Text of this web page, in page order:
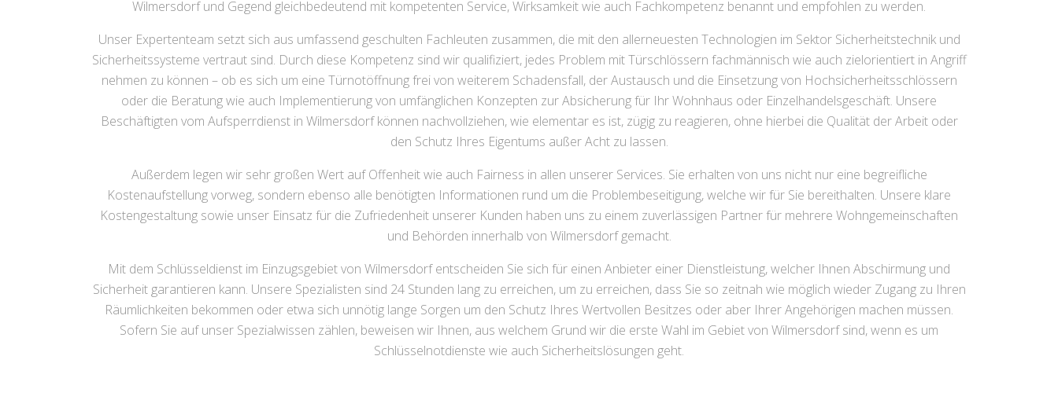
Wilmersdorf und Gegend gleichbedeutend mit kompetenten Service, Wirksamkeit wie auch Fachkompetenz benannt und empfohlen zu werden.
Unser Expertenteam setzt sich aus umfassend geschulten Fachleuten zusammen, die mit den allerneuesten Technologien im Sektor Sicherheitstechnik und
Sicherheitssysteme vertraut sind. Durch diese Kompetenz sind wir qualifiziert, jedes Problem mit Türschlössern fachmännisch wie auch zielorientiert in Angriff
nehmen zu können – ob es sich um eine Türnotöffnung frei von weiterem Schadensfall, der Austausch und die Einsetzung von Hochsicherheitsschlössern
oder die Beratung wie auch Implementierung von umfänglichen Konzepten zur Absicherung für Ihr Wohnhaus oder Einzelhandelsgeschäft. Unsere
Beschäftigten vom Aufsperrdienst in Wilmersdorf können nachvollziehen, wie elementar es ist, zügig zu reagieren, ohne hierbei die Qualität der Arbeit oder
den Schutz Ihres Eigentums außer Acht zu lassen.
Außerdem legen wir sehr großen Wert auf Offenheit wie auch Fairness in allen unserer Services. Sie erhalten von uns nicht nur eine begreifliche
Kostenaufstellung vorweg, sondern ebenso alle benötigten Informationen rund um die Problembeseitigung, welche wir für Sie bereithalten. Unsere klare
Kostengestaltung sowie unser Einsatz für die Zufriedenheit unserer Kunden haben uns zu einem zuverlässigen Partner für mehrere Wohngemeinschaften
und Behörden innerhalb von Wilmersdorf gemacht.
Mit dem Schlüsseldienst im Einzugsgebiet von Wilmersdorf entscheiden Sie sich für einen Anbieter einer Dienstleistung, welcher Ihnen Abschirmung und
Sicherheit garantieren kann. Unsere Spezialisten sind 24 Stunden lang zu erreichen, um zu erreichen, dass Sie so zeitnah wie möglich wieder Zugang zu Ihren
Räumlichkeiten bekommen oder etwa sich unnötig lange Sorgen um den Schutz Ihres Wertvollen Besitzes oder aber Ihrer Angehörigen machen müssen.
Sofern Sie auf unser Spezialwissen zählen, beweisen wir Ihnen, aus welchem Grund wir die erste Wahl im Gebiet von Wilmersdorf sind, wenn es um
Schlüsselnotdienste wie auch Sicherheitslösungen geht.